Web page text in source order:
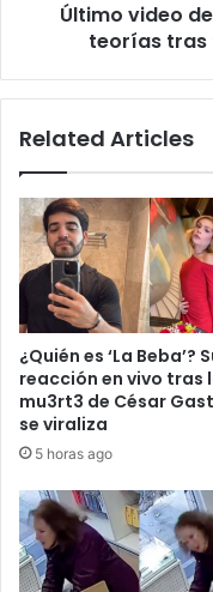
Último video
teorías tras
Related Articles
¿Quién es ‘La Beba’?
reacción en vivo tras
mu3rt3 de César
se viraliza
5 horas ago